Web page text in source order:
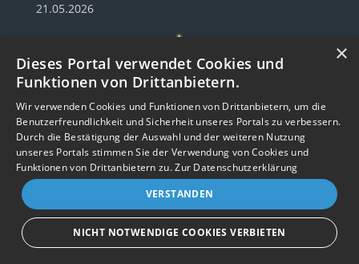
21.05.2026
Erinnerung am 20.05.2026
Hast uns geliebt,
umsorgt, bewacht und selten nur an dich gedacht.
20.05.2026
Erinnerung am 19.05.2026
Dich verlieren
war unsagbar schwer, Dich vermissen noch so viel
mehr!
Impressum Nutzungsbedingungen Datenschutz
AGB
Barrierefreiheit
Barriere melden
I
m
A
c
e
s
Accessibility-Modus aktivieren
I
K
n
t
Kontrastmodus aktivieren
eigenes Gedenkportal erstellen
Gedenkportal erstellen
×
Dieses Portal verwendet Cookies und
Funktionen von Drittanbietern.
Wir verwenden Cookies und Funktionen von Drittanbietern, um die
Benutzerfreundlichkeit und Sicherheit unseres Portals zu verbessern.
Durch die Bestätigung der Auswahl und der weiteren Nutzung
unseres Portals stimmen Sie der Verwendung von Cookies und
Funktionen von Drittanbietern zu.Zur Datenschutzerklärung
VERSTANDEN
NICHT NOTWENDIGE COOKIES VERBIETEN